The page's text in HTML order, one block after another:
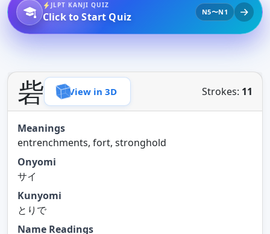
JLPT KANJI QUIZ
Click to Start Quiz N5〜N1
砦 View in 3D Strokes: 11
Meanings
entrenchments, fort, stronghold
Onyomi
サイ
Kunyomi
とりで
Name Readings